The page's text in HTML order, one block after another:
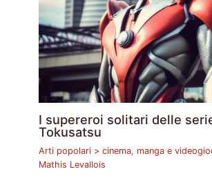
I supereroi solitari delle
Tokusatsu
Arti popolari > cinema, manga e
Mathis Levallois